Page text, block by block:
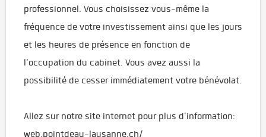
professionnel. Vous choisissez vous-même la
fréquence de votre investissement ainsi que les jours
et les heures de présence en fonction de
l'occupation du cabinet. Vous avez aussi la
possibilité de cesser immédiatement votre bénévolat.
Allez sur notre site internet pour plus d'information:
web.pointdeau-lausanne.ch/